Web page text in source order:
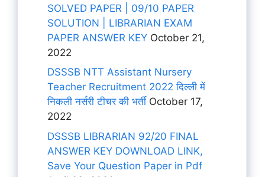
SOLVED PAPER | 09/10 PAPER
SOLUTION | LIBRARIAN EXAM
PAPER ANSWER KEY October 21,
2022
DSSSB NTT Assistant Nursery
Teacher Recruitment 2022 दिल्ली में
निकली नर्सरी टीचर की भर्ती October 17,
2022
DSSSB LIBRARIAN 92/20 FINAL
ANSWER KEY DOWNLOAD LINK,
Save Your Question Paper in Pdf